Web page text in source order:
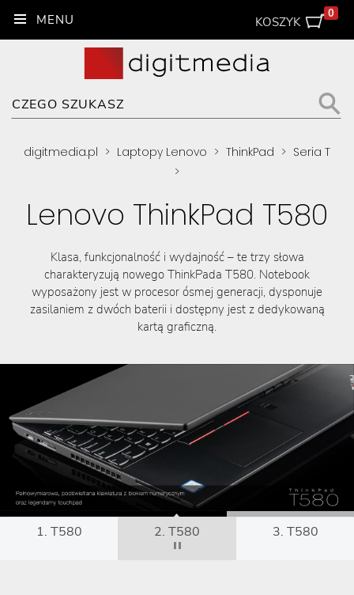
KOSZYK
0
digitmedia.pl > Laptopy Lenovo > ThinkPad > Seria T
>
Lenovo ThinkPad T580
Klasa, funkcjonalność i wydajność – te trzy słowa
charakteryzują nowego ThinkPada T580. Notebook
wyposażony jest w procesor ósmej generacji, dysponuje
zasilaniem z dwóch baterii i dostępny jest z dedykowaną
kartą graficzną.
1. T580 2. T580 3. T580